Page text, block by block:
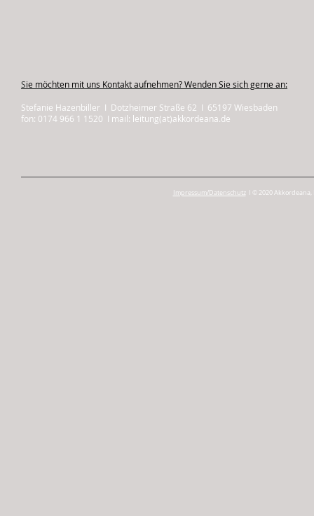
Sie möchten mit uns Kontakt aufnehmen? Wenden Sie sich gerne an:
Stefanie Hazenbiller I Dotzheimer Straße 62 I 65197 Wiesbaden
fon: 0174 966 1 1520 I mail: leitung(at)akkordeana.de
Impressum/DatenschutzI © 2020 Akkordeana,